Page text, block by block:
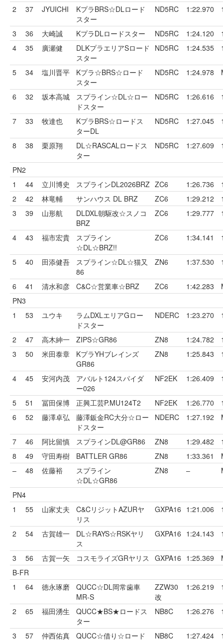
2 37 JYUICHI
KプラBRS☆DLロード
スター
ND5RC 1:22.970
3 36 大崎誠 KプラDLロードスター ND5RC 1:24.120
4
35 廣瀬健
DLKプラエリアSロード
スター
ND5RC 1:24.535
5 34 塩川晋平
Kプラ☆BRS☆ロード
スター
ND5RC 1:24.978
6 32 坂本高城
スプライン☆DL☆ロー
ドスター
ND5RC 1:26.616
7 33 牧達也
KプラBRS☆ロードス
ターDL
ND5RC 1:27.045
8 38 栗原翔
DL☆RASCALロードス
ター
ND5RC 1:27.609
PN2
1
44 立川博史 スプラインDL2026BRZ ZC6 1:26.736
2
42 林竜輔 サンハウス DL BRZ ZC6 1:29.212
3
39 山形航
DLDXL朝駆改☆スノコ
BRZ
ZC6 1:29.777
4 43 福市宏貴
スプライン
☆DL☆BRZ!!
ZC6 1:34.141
5 40 田添健吾
スプライン☆DL☆猫又
86
ZN6 1:37.530
6 41 清水和彦 C&C☆営業車☆BRZ ZC6 1:42.283
PN3
1
53 ユウキ
ラムDXLエリアGロー
ドスター
NDERC 1:23.270
2 47 高木紳一 ZIPS☆GR86 ZN8 1:24.782
3
50 米田泰章
KプラYHブレインズ
GR86
ZN8 1:25.843
4 45 安河内茂
アバルト124スパイダ
ー026
NF2EK 1:26.409
5 51 冨田保博 正興工芸P.MU124T2 NF2EK 1:26.770
6
52 藤澤卓弘
藤澤鈑金RC大分☆ロー
ドスター
NDERC 1:27.192
7 46 阿比留慎 スプラインDL@GR86 ZN8 1:29.482
8
49 守田寿樹 BATTLER GR86 ZN8 1:33.361
–
48 佐藤裕
スプライン
☆DL☆GR86
ZN8 –
PN4
1
55 山家丈夫
C&CリジットAZURヤ
リス
GXPA16 1:21.006
2 54 古賀雄一
DL☆RAYS☆RSKヤリ
ス
GXPA16 1:24.143
3 56 古賀一矢 コスモライズGRヤリス GXPA16 1:25.369
B-FR
1
64 徳永琢磨
QUCC☆DL岡常歯車
MR-S
ZZW30
改
1:26.219
2 65 福田湧生
QUCC★BS★ロードス
ター
NB8C 1:26.276
3 57 仲西佑真
QUCC☆借り☆ロード
NB8C 1:27.424